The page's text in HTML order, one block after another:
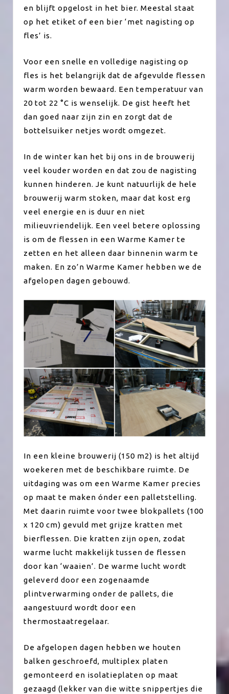
en blijft opgelost in het bier. Meestal staat
op het etiket of een bier ‘met nagisting op
fles’ is.
Voor een snelle en volledige nagisting op
fles is het belangrijk dat de afgevulde flessen
warm worden bewaard. Een temperatuur van
20 tot 22 °C is wenselijk. De gist heeft het
dan goed naar zijn zin en zorgt dat de
bottelsuiker netjes wordt omgezet.
In de winter kan het bij ons in de brouwerij
veel kouder worden en dat zou de nagisting
kunnen hinderen. Je kunt natuurlijk de hele
brouwerij warm stoken, maar dat kost erg
veel energie en is duur en niet
milieuvriendelijk. Een veel betere oplossing
is om de flessen in een Warme Kamer te
zetten en het alleen daar binnenin warm te
maken. En zo’n Warme Kamer hebben we de
afgelopen dagen gebouwd.
In een kleine brouwerij (150 m2) is het altijd
woekeren met de beschikbare ruimte. De
uitdaging was om een Warme Kamer precies
op maat te maken ónder een palletstelling.
Met daarin ruimte voor twee blokpallets (100
x 120 cm) gevuld met grijze kratten met
bierflessen. Die kratten zijn open, zodat
warme lucht makkelijk tussen de flessen
door kan ‘waaien’. De warme lucht wordt
geleverd door een zogenaamde
plintverwarming onder de pallets, die
aangestuurd wordt door een
thermostaatregelaar.
De afgelopen dagen hebben we houten
balken geschroefd, multiplex platen
gemonteerd en isolatieplaten op maat
gezaagd (lekker van die witte snippertjes die